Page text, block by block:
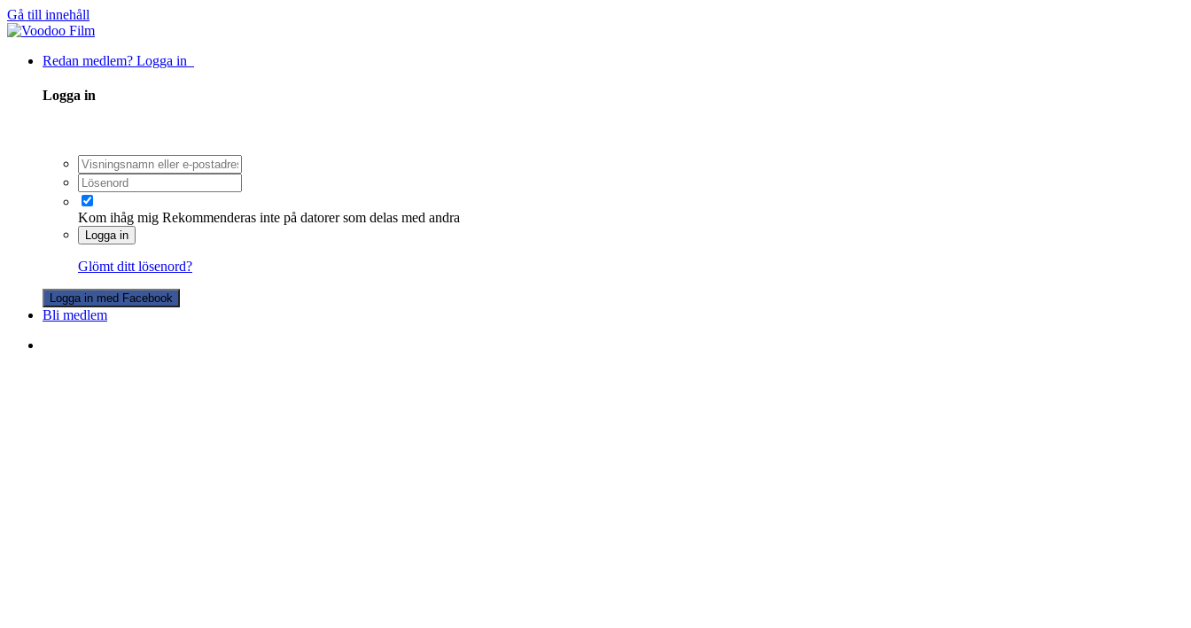
Gå till innehåll
Redan medlem? Logga in
Logga in
Kom ihåg mig Rekommenderas inte på datorer som delas med andra
Logga in
Glömt ditt lösenord?
Logga in med Facebook
Bli medlem